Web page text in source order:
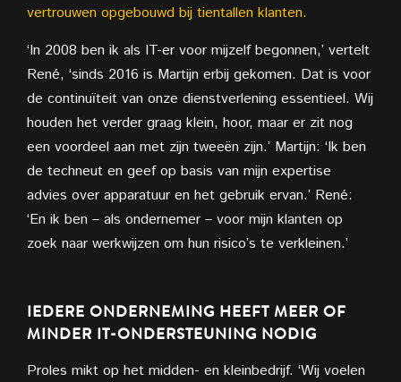
vertrouwen opgebouwd bij tientallen klanten.
‘In 2008 ben ik als IT-er voor mijzelf begonnen,’ vertelt
René, ‘sinds 2016 is Martijn erbij gekomen. Dat is voor
de continuïteit van onze dienstverlening essentieel. Wij
houden het verder graag klein, hoor, maar er zit nog
een voordeel aan met zijn tweeën zijn.’ Martijn: ‘Ik ben
de techneut en geef op basis van mijn expertise
advies over apparatuur en het gebruik ervan.’ René:
‘En ik ben – als ondernemer – voor mijn klanten op
zoek naar werkwijzen om hun risico’s te verkleinen.’
IEDERE ONDERNEMING HEEFT MEER OF
MINDER IT-ONDERSTEUNING NODIG
Proles mikt op het midden- en kleinbedrijf. ‘Wij voelen